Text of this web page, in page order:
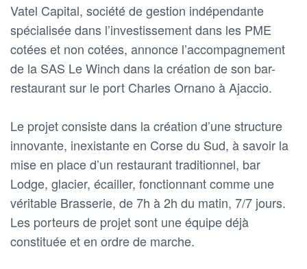
Vatel Capital, société de gestion indépendante
spécialisée dans l’investissement dans les PME
cotées et non cotées, annonce l’accompagnement
de la SAS Le Winch dans la création de son bar-
restaurant sur le port Charles Ornano à Ajaccio.
Le projet consiste dans la création d’une structure
innovante, inexistante en Corse du Sud, à savoir la
mise en place d’un restaurant traditionnel, bar
Lodge, glacier, écailler, fonctionnant comme une
véritable Brasserie, de 7h à 2h du matin, 7/7 jours.
Les porteurs de projet sont une équipe déjà
constituée et en ordre de marche.